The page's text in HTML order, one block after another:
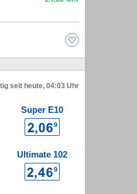
seit heute, 04:03 Uhr
Super E10
Ultimate 102